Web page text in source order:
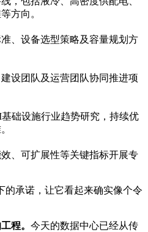
方向。
、设备选型策略及容量规划方
设团队及运营团队协同推进项
础设施行业趋势研究，持续优
、可扩展性等关键指标开展专
的承诺，让它看起来确实像个令
程。 今天的数据中心已经从传